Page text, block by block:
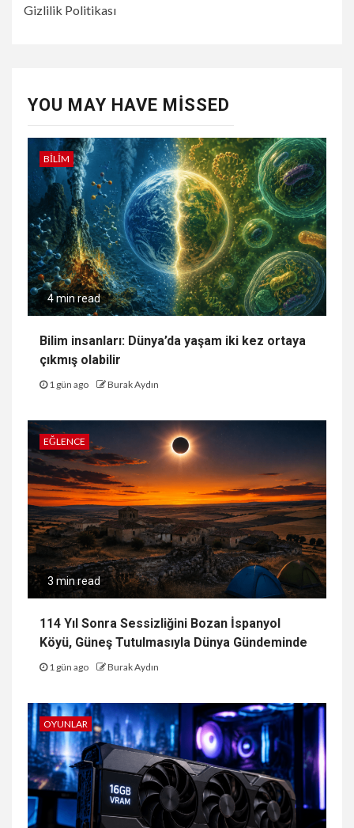
Gizlilik Politikası
YOU MAY HAVE MISSED
BILIM
4 min read
Bilim insanları: Dünya’da yaşam iki kez ortaya
çıkmış olabilir
1 gün ago Burak Aydın
EĞLENCE
3 min read
114 Yıl Sonra Sessizliğini Bozan İspanyol
Köyü, Güneş Tutulmasıyla Dünya Gündeminde
1 gün ago Burak Aydın
OYUNLAR